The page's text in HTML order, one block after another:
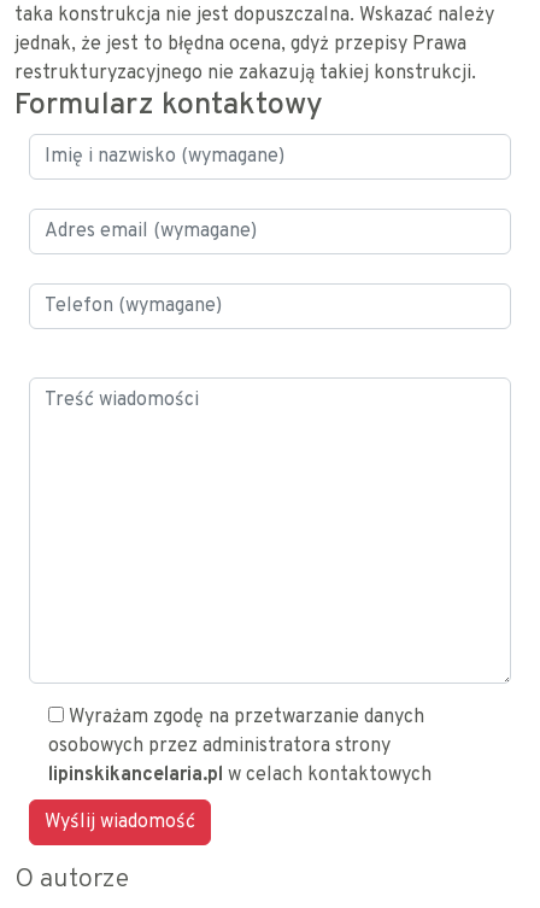
taka konstrukcja nie jest dopuszczalna. Wskazać należy
jednak, że jest to błędna ocena, gdyż przepisy Prawa
restrukturyzacyjnego nie zakazują takiej konstrukcji.
Formularz kontaktowy
Wyrażam zgodę na przetwarzanie danych
osobowych przez administratora strony
lipinskikancelaria.pl w celach kontaktowych
O autorze